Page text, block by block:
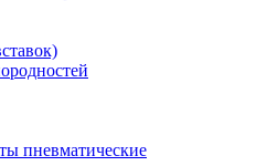
пневматические